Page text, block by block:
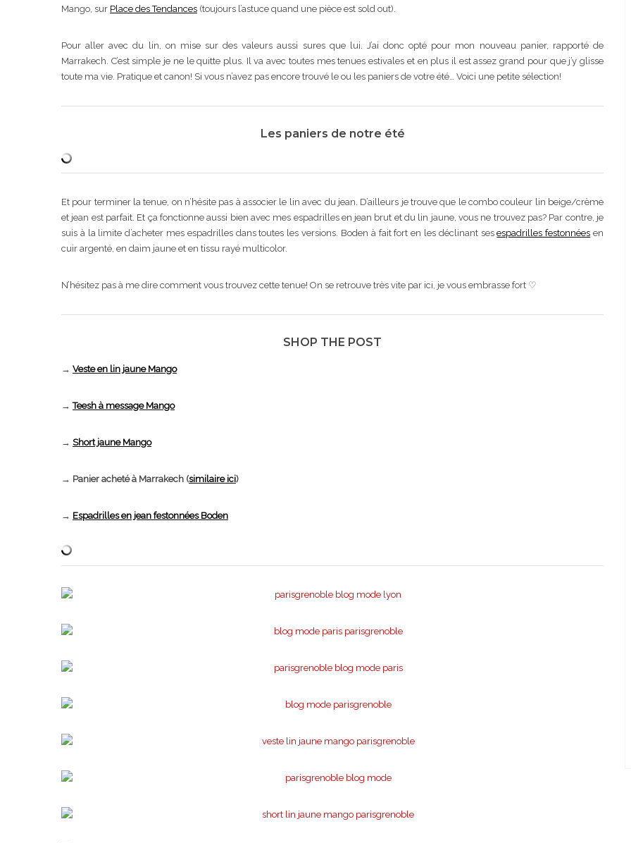
Mango, sur Place des Tendances (toujours l’astuce quand une pièce est sold out).
Pour aller avec du lin, on mise sur des valeurs aussi sures que lui. J’ai donc opté pour mon nouveau panier, rapporté de
Marrakech. C’est simple je ne le quitte plus. Il va avec toutes mes tenues estivales et en plus il est assez grand pour que j’y glisse
toute ma vie. Pratique et canon! Si vous n’avez pas encore trouvé le ou les paniers de votre été… Voici une petite sélection!
Les paniers de notre été
Et pour terminer la tenue, on n’hésite pas à associer le lin avec du jean. D’ailleurs je trouve que le combo couleur lin beige/crème
et jean est parfait. Et ça fonctionne aussi bien avec mes espadrilles en jean brut et du lin jaune, vous ne trouvez pas? Par contre, je
suis à la limite d’acheter mes espadrilles dans toutes les versions. Boden à fait fort en les déclinant sesespadrilles festonnées en
cuir argenté, en daim jaune et en tissu rayé multicolor.
N’hésitez pas à me dire comment vous trouvez cette tenue! On se retrouve très vite par ici, je vous embrasse fort ♡
SHOP THE POST
→ Veste en lin jaune Mango
→Teesh à message Mango
→ Short jaune Mango
→ Panier acheté à Marrakech (similaire ici)
→ Espadrilles en jean festonnées Boden